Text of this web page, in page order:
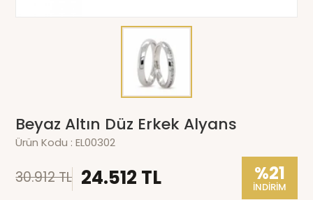
Beyaz Altın Düz Erkek Alyans
Ürün Kodu :EL00302
30.912 TL 24.512 TL %21
İNDİRİM